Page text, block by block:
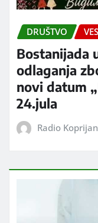
DRUŠTVO
Bostanijada
odlaganja
novi datum
24.jula
Radio Koprijan